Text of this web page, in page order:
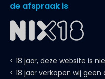
de afspraak is
< 18 jaar, deze website is
< 18 jaar verkopen wij geen